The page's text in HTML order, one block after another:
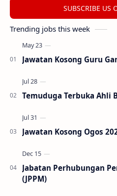
SUBSCRIBE US
Trending jobs this week
Jawatan Kosong Guru
Temuduga Terbuka Ahli
Jawatan Kosong Ogos
Jabatan Perhubungan
(JPPM)